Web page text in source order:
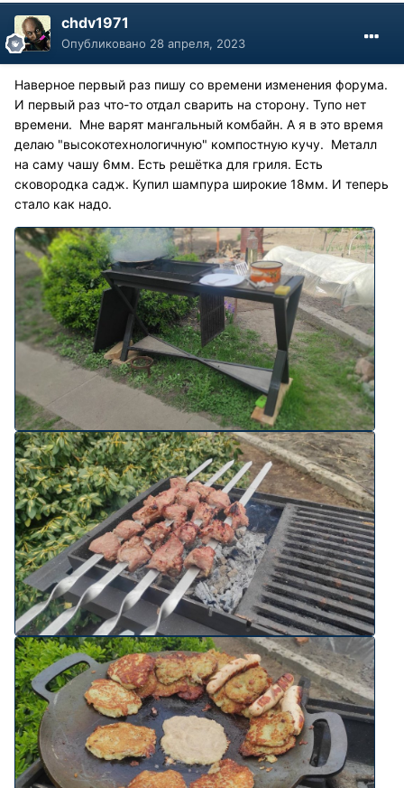
chdv1971
Опубликовано 28 апреля, 2023
Наверное первый раз пишу со времени изменения форума.
И первый раз что-то отдал сварить на сторону. Тупо нет
времени. Мне варят мангальный комбайн. А я в это время
делаю "высокотехнологичную" компостную кучу. Металл
на саму чашу 6мм. Есть решётка для гриля. Есть
сковородка садж. Купил шампура широкие 18мм. И теперь
стало как надо.